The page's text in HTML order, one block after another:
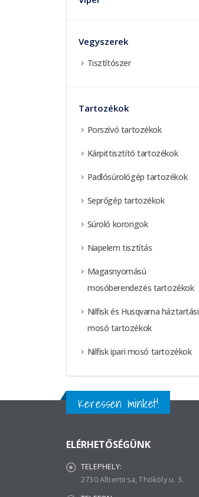
Vegyszerek
Tisztítószer
Tartozékok
Porszívó tartozékok
Kárpittisztító tartozékok
Padlósúrológép tartozékok
Seprőgép tartozékok
Súroló korongok
Napelem tisztítás
Magasnyomású
mosóberendezés tartozékok
Nilfisk és Husqvarna háztartási
mosó tartozékok
Nilfisk ipari mosó tartozékok
Keressen minket!
ELÉRHETŐSÉGÜNK
TELEPHELY:
2730 Albertirsa, Thököly u. 3.